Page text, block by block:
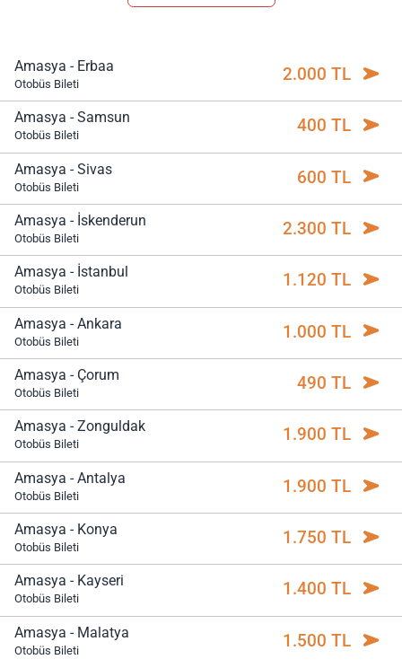
Amasya - Erbaa
Otobüs Bileti 2.000 TL
Amasya - Samsun
Otobüs Bileti 400 TL
Amasya - Sivas
Otobüs Bileti 600 TL
Amasya - İskenderun
Otobüs Bileti 2.300 TL
Amasya - İstanbul
Otobüs Bileti 1.120 TL
Amasya - Ankara
Otobüs Bileti 1.000 TL
Amasya - Çorum
Otobüs Bileti 490 TL
Amasya - Zonguldak
Otobüs Bileti 1.900 TL
Amasya - Antalya
Otobüs Bileti 1.900 TL
Amasya - Konya
Otobüs Bileti 1.750 TL
Amasya - Kayseri
Otobüs Bileti 1.400 TL
Amasya - Malatya
Otobüs Bileti 1.500 TL